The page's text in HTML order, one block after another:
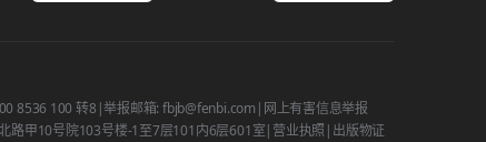
8536 100 转8 |举报邮箱: fbjb@fenbi.com | 网上有害信息举报
路甲10号院103号楼-1至7层101内6层601室| 营业执照 | 出版物证